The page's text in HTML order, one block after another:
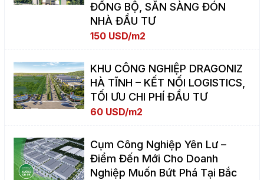
ĐỒNG BỘ, SẴN SÀNG ĐÓN
NHÀ ĐẦU TƯ
150 USD/m2
KHU CÔNG NGHIỆP DRAGONIZ
HÀ TĨNH – KẾT NỐI LOGISTICS,
TỐI ƯU CHI PHÍ ĐẦU TƯ
60 USD/m2
Cụm Công Nghiệp Yên Lư –
Điểm Đến Mới Cho Doanh
Nghiệp Muốn Bứt Phá Tại Bắc